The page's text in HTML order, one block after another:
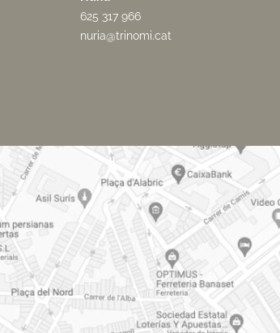
625 317 966
nuria@trinomi.cat